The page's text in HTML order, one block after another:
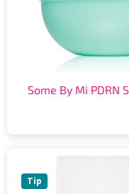
Some By Mi PDRN
Tip